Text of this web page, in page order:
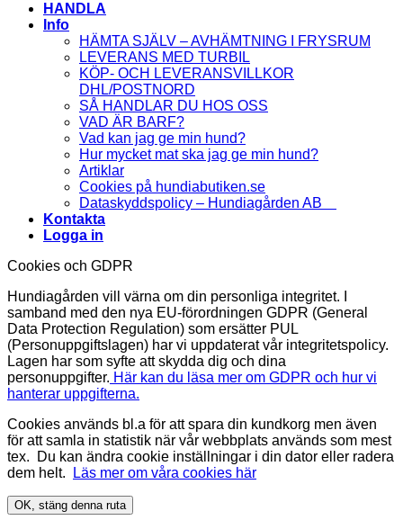
HANDLA
Info
HÄMTA SJÄLV – AVHÄMTNING I FRYSRUM
LEVERANS MED TURBIL
KÖP- OCH LEVERANSVILLKOR
DHL/POSTNORD
SÅ HANDLAR DU HOS OSS
VAD ÄR BARF?
Vad kan jag ge min hund?
Hur mycket mat ska jag ge min hund?
Artiklar
Cookies på hundiabutiken.se
Dataskyddspolicy – Hundiagården AB
Kontakta
Logga in
Cookies och GDPR
Hundiagården vill värna om din personliga integritet. I
samband med den nya EU-förordningen GDPR (General
Data Protection Regulation) som ersätter PUL
(Personuppgiftslagen) har vi uppdaterat vår integritetspolicy.
Lagen har som syfte att skydda dig och dina
personuppgifter. Här kan du läsa mer om GDPR och hur vi
hanterar uppgifterna.
Cookies används bl.a för att spara din kundkorg men även
för att samla in statistik när vår webbplats används som mest
tex. Du kan ändra cookie inställningar i din dator eller radera
dem helt.
Läs mer om våra cookies här
OK, stäng denna ruta